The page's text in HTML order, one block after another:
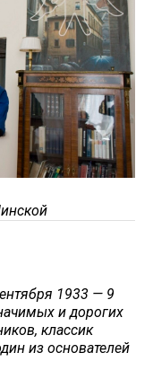
1933 — 9
и дорогих
классик
из основателей